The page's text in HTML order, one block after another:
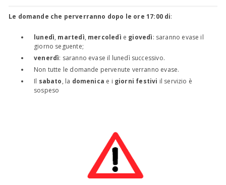
Le domande che perverranno dopo le ore 17:00 di:
lunedì, martedì, mercoledì e giovedì: saranno evase il
giorno seguente;
venerdì: saranno evase il lunedì successivo.
Non tutte le domande pervenute verranno evase.
Il sabato, la domenica e i giorni festivi il servizio è
sospeso